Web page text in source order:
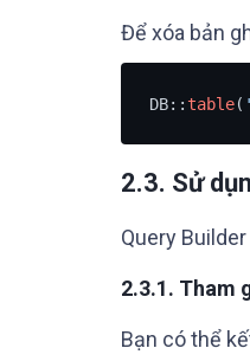
Để xóa bản
DB::table(
2.3. Sử
Query
2.3.1. Tham
Bạn có thể